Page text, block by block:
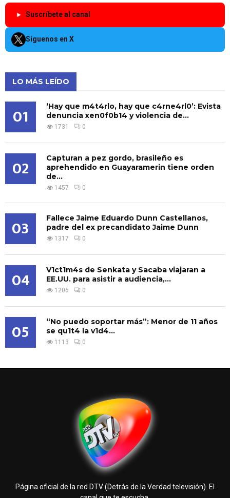
Suscríbete al canal
Síguenos en X
LO MÁS LEÍDO
01
‘Hay que m4t4rlo, hay que c4rne4rl0’: Evista
denuncia xen0f0b14 y violencia de...
1731 0
02
Capturan a pez gordo, brasileño es
aprehendido en Guayaramerin tiene orden
de...
1457 0
03
Fallece Jaime Eduardo Dunn Castellanos,
padre del ex precandidato Jaime Dunn
1317 0
04
V1ct1m4s de Senkata y Sacaba viajaran a
EE.UU. para asistir a audiencia,...
1206 0
05
“No puedo soportar más”: Menor de 11 años
se qu1t4 la v1d4...
1113 0
Página oficial de la red DTV (Detrás de la Verdad televisión). El